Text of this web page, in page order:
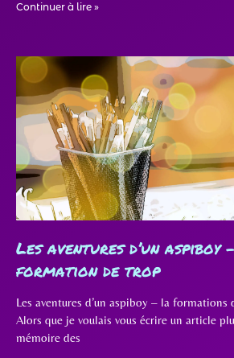
Continuer à lire »
Les aventures d’un aspiboy
formation de trop
Les aventures d’un aspiboy – la formations
Alors que je voulais vous écrire un article
mémoire des